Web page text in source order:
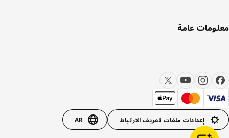
معلومات عامة
إعدادات ملفات تعريف الارتباط AR